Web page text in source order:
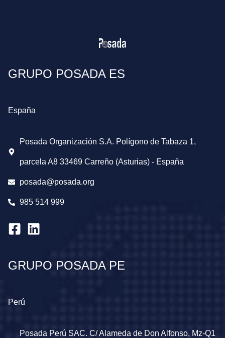
GRUPO POSADA ES
España
Posada Organización S.A. Polígono de Tabaza 1,
parcela A8 33469 Carreño (Asturias) - España
posada@posada.org
985 514 999
GRUPO POSADA PE
Perú
Posada Perú SAC. C/ Alameda de Don Alfonso, Mz-Q1